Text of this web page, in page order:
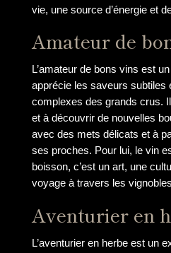
vie, une source d’énergie et
Amateur de
L’amateur de bons vins est
apprécie les saveurs subtiles
complexes des grands crus.
et à découvrir de nouvelles
avec des mets délicats et à
ses proches. Pour lui, le vin
boisson, c’est un art, une
voyage à travers les
Aventurier en
L’aventurier en herbe est un